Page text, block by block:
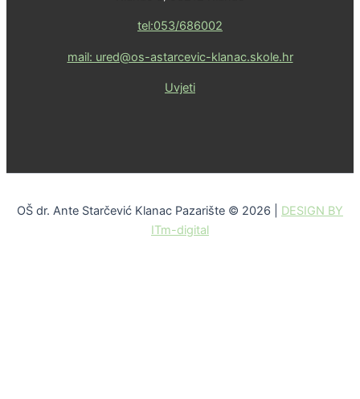
tel:053/686002
mail: ured@os-astarcevic-klanac.skole.hr
Uvjeti
OŠ dr. Ante Starčević Klanac Pazarište © 2026 | DESIGN BY
ITm-digital